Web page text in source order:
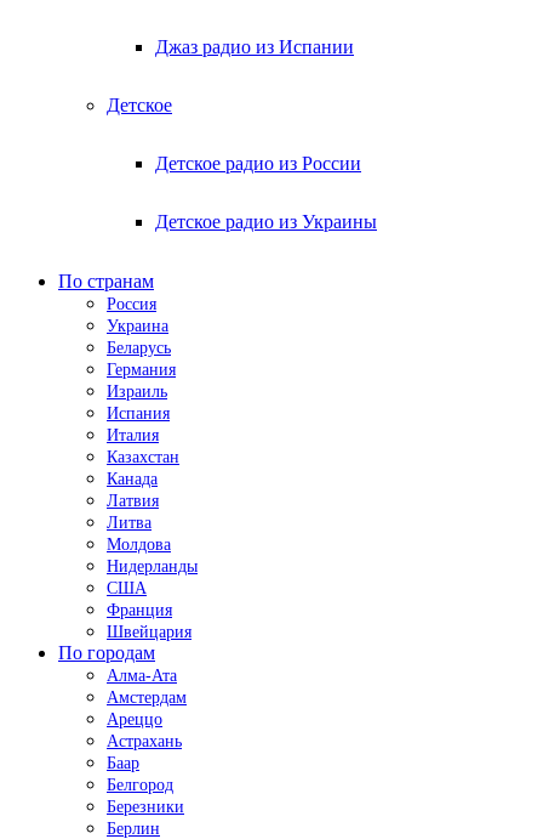
Джаз радио из Испании
Детское
Детское радио из России
Детское радио из Украины
По странам
Россия
Украина
Беларусь
Германия
Израиль
Испания
Италия
Казахстан
Канада
Латвия
Литва
Молдова
Нидерланды
США
Франция
Швейцария
По городам
Алма-Ата
Амстердам
Ареццо
Астрахань
Баар
Белгород
Березники
Берлин